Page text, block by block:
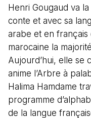
Henri Gougaud va
conte et avec sa
arabe et en français
marocaine la
Aujourd’hui, elle se
anime l’Arbre à
Halima Hamdame
programme
de la langue